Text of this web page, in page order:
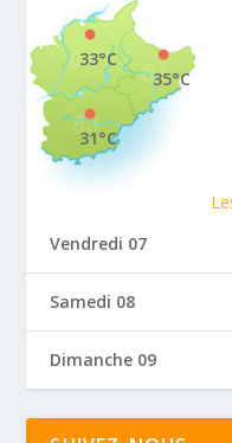
35°C
33°C
31°C
Vendredi 07
Samedi 08
Dimanche 09